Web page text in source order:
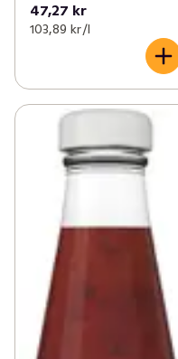
47,27 kr
103,89 kr /l